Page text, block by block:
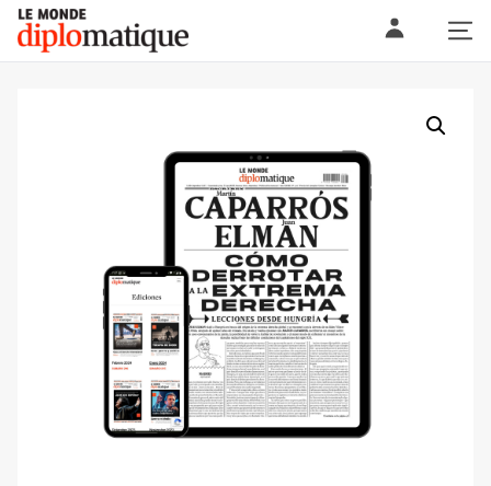
Skip
content
Le monde diplomatique